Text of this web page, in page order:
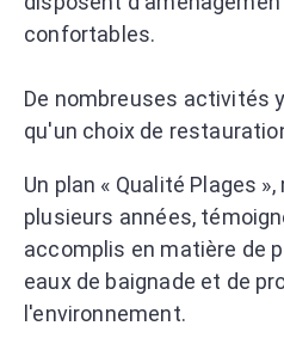
confortables.
De nombreuses activités
qu'un choix de
Un plan « Qualité Plages
plusieurs années,
accomplis en matière de
eaux de baignade et de
l'environnement.